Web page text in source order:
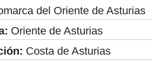
del Oriente de Asturias
Oriente de Asturias
Costa de Asturias